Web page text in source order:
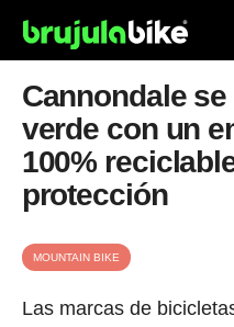
Cannondale
verde con un
100%
protección
MOUNTAIN BIKE
Las marcas de